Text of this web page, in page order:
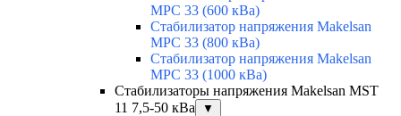
MPC 33 (600 кВа)
Стабилизатор напряжения Makelsan
MPC 33 (800 кВа)
Стабилизатор напряжения Makelsan
MPC 33 (1000 кВа)
Стабилизаторы напряжения Makelsan MST
11 7,5-50 кВа
▼